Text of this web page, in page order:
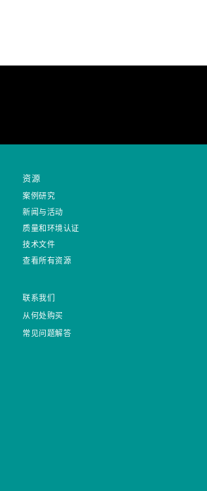
资源
案例研究
新闻与活动
质量和环境认证
技术文件
查看所有资源
联系我们
从何处购买
常见问题解答